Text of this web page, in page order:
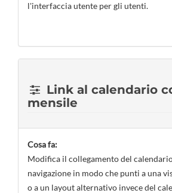
l'interfaccia utente per gli utenti.
Link al calendario
mensile
Cosa fa:
Modifica il collegamento del
navigazione in modo che punti a una
o a un layout alternativo invece del